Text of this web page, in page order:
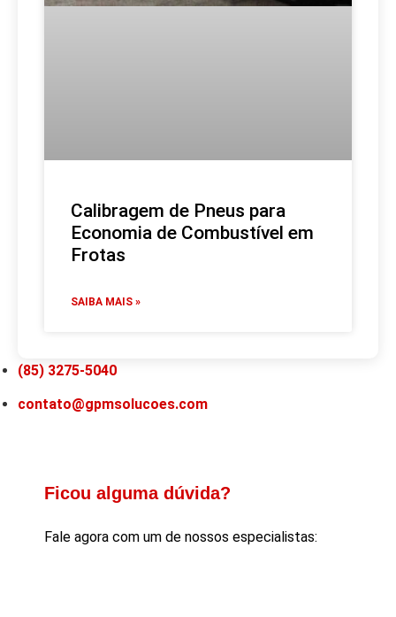
Calibragem de Pneus para
Economia de Combustível em
Frotas
SAIBA MAIS »
(85) 3275-5040
contato@gpmsolucoes.com
Ficou alguma dúvida?
Fale agora com um de nossos especialistas: